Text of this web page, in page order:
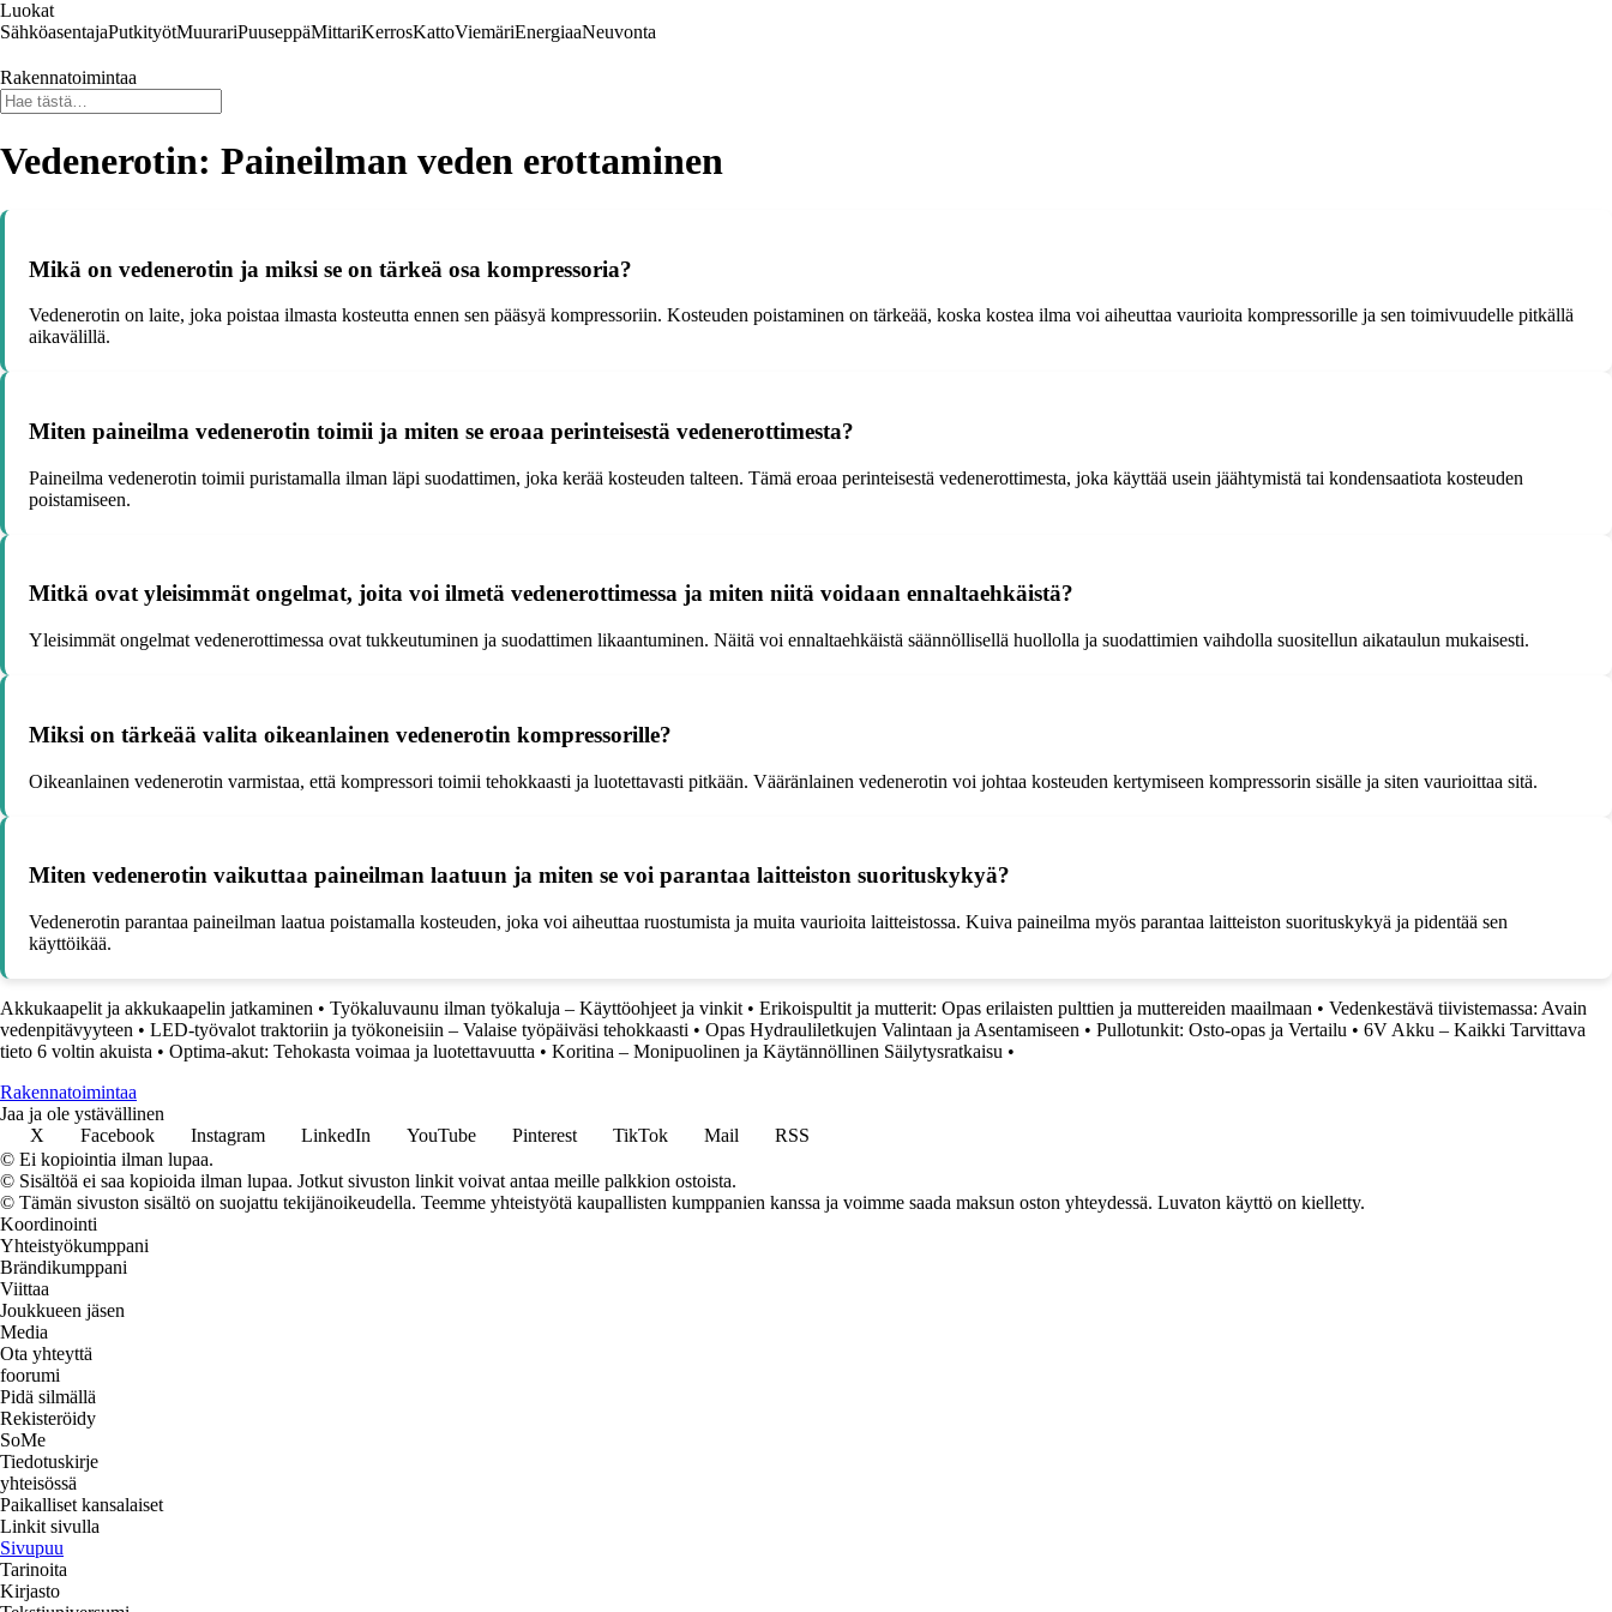
Luokat
SähköasentajaPutkityötMuurariPuuseppäMittariKerrosKattoViemäriEnergiaaNeuvonta
Rakennatoimintaa
Vedenerotin: Paineilman veden erottaminen
Mikä on vedenerotin ja miksi se on tärkeä osa kompressoria?
Vedenerotin on laite, joka poistaa ilmasta kosteutta ennen sen pääsyä kompressoriin. Kosteuden poistaminen on tärkeää, koska kostea ilma voi aiheuttaa vaurioita kompressorille ja sen toimivuudelle pitkällä
aikavälillä.
Miten paineilma vedenerotin toimii ja miten se eroaa perinteisestä vedenerottimesta?
Paineilma vedenerotin toimii puristamalla ilman läpi suodattimen, joka kerää kosteuden talteen. Tämä eroaa perinteisestä vedenerottimesta, joka käyttää usein jäähtymistä tai kondensaatiota kosteuden
poistamiseen.
Mitkä ovat yleisimmät ongelmat, joita voi ilmetä vedenerottimessa ja miten niitä voidaan ennaltaehkäistä?
Yleisimmät ongelmat vedenerottimessa ovat tukkeutuminen ja suodattimen likaantuminen. Näitä voi ennaltaehkäistä säännöllisellä huollolla ja suodattimien vaihdolla suositellun aikataulun mukaisesti.
Miksi on tärkeää valita oikeanlainen vedenerotin kompressorille?
Oikeanlainen vedenerotin varmistaa, että kompressori toimii tehokkaasti ja luotettavasti pitkään. Vääränlainen vedenerotin voi johtaa kosteuden kertymiseen kompressorin sisälle ja siten vaurioittaa sitä.
Miten vedenerotin vaikuttaa paineilman laatuun ja miten se voi parantaa laitteiston suorituskykyä?
Vedenerotin parantaa paineilman laatua poistamalla kosteuden, joka voi aiheuttaa ruostumista ja muita vaurioita laitteistossa. Kuiva paineilma myös parantaa laitteiston suorituskykyä ja pidentää sen
käyttöikää.
Akkukaapelit ja akkukaapelin jatkaminen • Työkaluvaunu ilman työkaluja – Käyttöohjeet ja vinkit • Erikoispultit ja mutterit: Opas erilaisten pulttien ja muttereiden maailmaan • Vedenkestävä tiivistemassa: Avain
vedenpitävyyteen • LED-työvalot traktoriin ja työkoneisiin – Valaise työpäiväsi tehokkaasti • Opas Hydrauliletkujen Valintaan ja Asentamiseen • Pullotunkit: Osto-opas ja Vertailu • 6V Akku – Kaikki Tarvittava
tieto 6 voltin akuista • Optima-akut: Tehokasta voimaa ja luotettavuutta • Koritina – Monipuolinen ja Käytännöllinen Säilytysratkaisu •
Rakennatoimintaa
Jaa ja ole ystävällinen
X
Facebook Instagram LinkedIn YouTube Pinterest TikTok Mail
RSS
© Ei kopiointia ilman lupaa.
© Sisältöä ei saa kopioida ilman lupaa. Jotkut sivuston linkit voivat antaa meille palkkion ostoista.
© Tämän sivuston sisältö on suojattu tekijänoikeudella. Teemme yhteistyötä kaupallisten kumppanien kanssa ja voimme saada maksun oston yhteydessä. Luvaton käyttö on kielletty.
Koordinointi
Yhteistyökumppani
Brändikumppani
Viittaa
Joukkueen jäsen
Media
Ota yhteyttä
foorumi
Pidä silmällä
Rekisteröidy
SoMe
Tiedotuskirje
yhteisössä
Paikalliset kansalaiset
Linkit sivulla
Sivupuu
Tarinoita
Kirjasto